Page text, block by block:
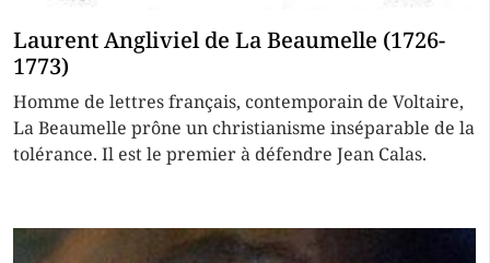
Laurent Angliviel de La Beaumelle (1726-
1773)
Homme de lettres français, contemporain de Voltaire,
La Beaumelle prône un christianisme inséparable de la
tolérance. Il est le premier à défendre Jean Calas.